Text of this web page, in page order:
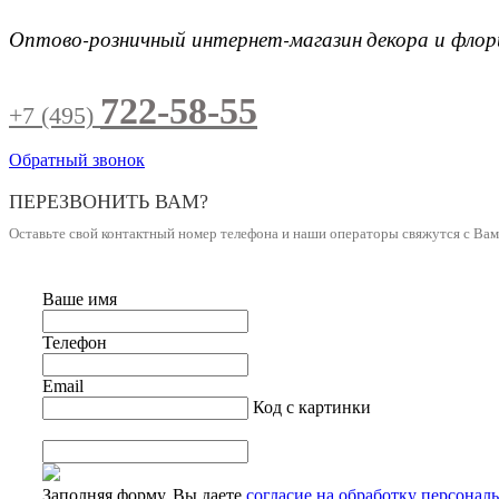
Оптово-розничный интернет-магазиндекора и
+7 (495) 722-58-55
Обратный звонок
ПЕРЕЗВОНИТЬ ВАМ?
Оставьте свой контактный номер телефона и наши операторы свяжутся с
Ваше имя
Телефон
Email
Код с картинки
Заполняя форму, Вы даете согласие на обработку